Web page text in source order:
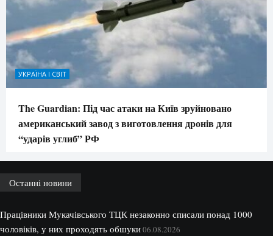
УКРАЇНА І СВІТ
The Guardian: Під час атаки на Київ зруйновано
американський завод з виготовлення дронів для
“ударів углиб” РФ
Останні новини
Працівники Мукачівського ТЦК незаконно списали понад 1000
чоловіків, у них проходять обшуки06.08.2026